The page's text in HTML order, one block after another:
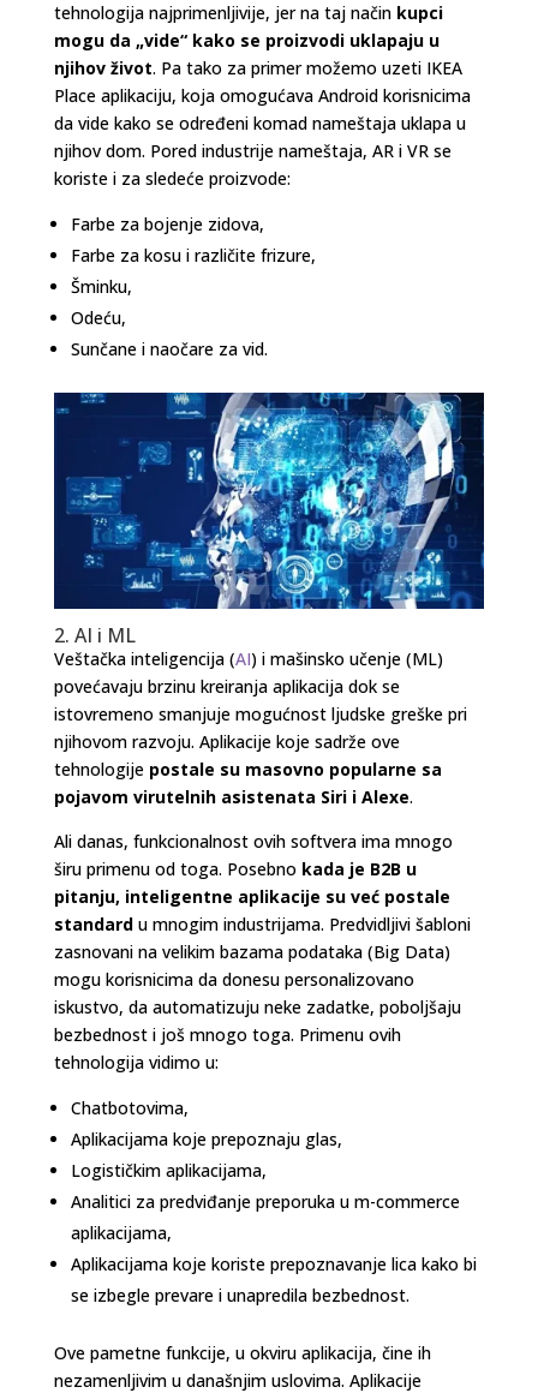
tehnologija najprimenljivije, jer na taj način kupci
mogu da „vide“ kako se proizvodi uklapaju u
njihov život. Pa tako za primer možemo uzeti IKEA
Place aplikaciju, koja omogućava Android korisnicima
da vide kako se određeni komad nameštaja uklapa u
njihov dom. Pored industrije nameštaja, AR i VR se
koriste i za sledeće proizvode:
Farbe za bojenje zidova,
Farbe za kosu i različite frizure,
Šminku,
Odeću,
Sunčane i naočare za vid.
2. AI i ML
Veštačka inteligencija (AI) i mašinsko učenje (ML)
povećavaju brzinu kreiranja aplikacija dok se
istovremeno smanjuje mogućnost ljudske greške pri
njihovom razvoju. Aplikacije koje sadrže ove
tehnologije postale su masovno popularne sa
pojavom virutelnih asistenata Siri i Alexe.
Ali danas, funkcionalnost ovih softvera ima mnogo
širu primenu od toga. Posebno kada je B2B u
pitanju, inteligentne aplikacije su već postale
standard u mnogim industrijama. Predvidljivi šabloni
zasnovani na velikim bazama podataka (Big Data)
mogu korisnicima da donesu personalizovano
iskustvo, da automatizuju neke zadatke, poboljšaju
bezbednost i još mnogo toga. Primenu ovih
tehnologija vidimo u:
Chatbotovima,
Aplikacijama koje prepoznaju glas,
Logističkim aplikacijama,
Analitici za predviđanje preporuka u m-commerce
aplikacijama,
Aplikacijama koje koriste prepoznavanje lica kako bi
se izbegle prevare i unapredila bezbednost.
Ove pametne funkcije, u okviru aplikacija, čine ih
nezamenljivim u današnjim uslovima. Aplikacije